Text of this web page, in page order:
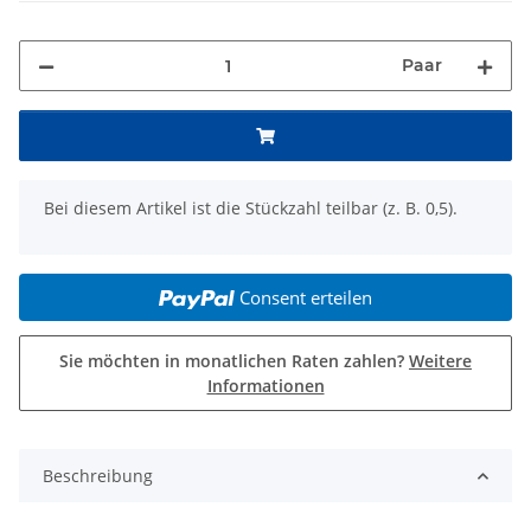
Paar
x
Bei diesem Artikel ist die Stückzahl teilbar (z. B. 0,5).
Consent erteilen
Sie möchten in monatlichen Raten zahlen? Weitere
Informationen
Beschreibung